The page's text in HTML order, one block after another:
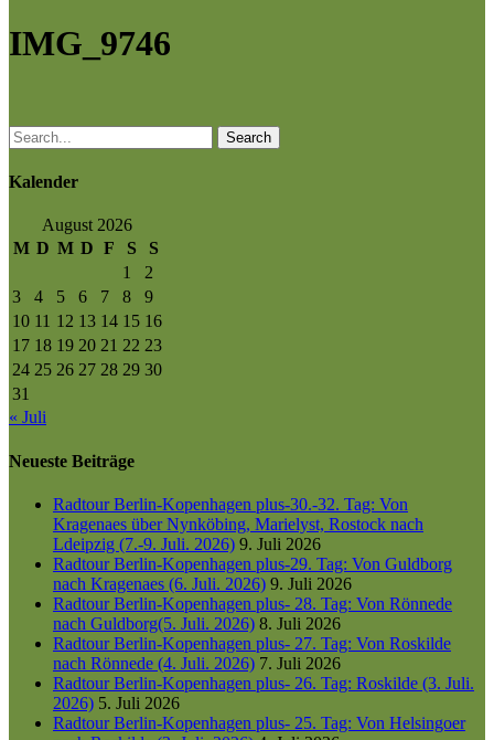
IMG_9746
Search
Kalender
August 2026
M D M D F S
S
1
2
3
4 5 6 7 8
9
10 11 12 13 14 15 16
17 18 19 20 21 22 23
24 25 26 27 28 29 30
31
« Juli
Neueste Beiträge
Radtour Berlin-Kopenhagen plus-30.-32. Tag: Von
Kragenaes über Nynköbing, Marielyst, Rostock nach
Ldeipzig (7.-9. Juli. 2026) 9. Juli 2026
Radtour Berlin-Kopenhagen plus-29. Tag: Von Guldborg
nach Kragenaes (6. Juli. 2026) 9. Juli 2026
Radtour Berlin-Kopenhagen plus- 28. Tag: Von Rönnede
nach Guldborg(5. Juli. 2026) 8. Juli 2026
Radtour Berlin-Kopenhagen plus- 27. Tag: Von Roskilde
nach Rönnede (4. Juli. 2026) 7. Juli 2026
Radtour Berlin-Kopenhagen plus- 26. Tag: Roskilde (3. Juli.
2026) 5. Juli 2026
Radtour Berlin-Kopenhagen plus- 25. Tag: Von Helsingoer